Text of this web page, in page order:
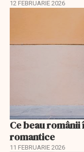
12 FEBRUARIE 2026
Ce beau
romantice
11 FEBRUARIE 2026